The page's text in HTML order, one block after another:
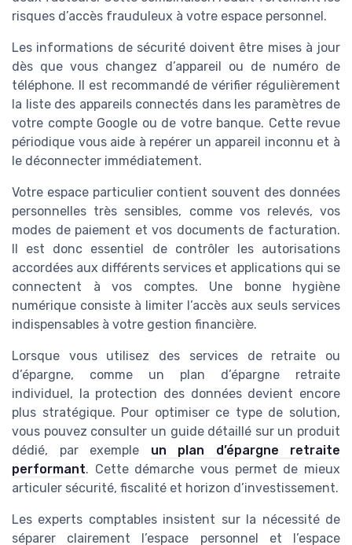
risques d’accès frauduleux à votre espace personnel.
Les informations de sécurité doivent être mises à jour
dès que vous changez d’appareil ou de numéro de
téléphone. Il est recommandé de vérifier régulièrement
la liste des appareils connectés dans les paramètres de
votre compte Google ou de votre banque. Cette revue
périodique vous aide à repérer un appareil inconnu et à
le déconnecter immédiatement.
Votre espace particulier contient souvent des données
personnelles très sensibles, comme vos relevés, vos
modes de paiement et vos documents de facturation.
Il est donc essentiel de contrôler les autorisations
accordées aux différents services et applications qui se
connectent à vos comptes. Une bonne hygiène
numérique consiste à limiter l’accès aux seuls services
indispensables à votre gestion financière.
Lorsque vous utilisez des services de retraite ou
d’épargne, comme un plan d’épargne retraite
individuel, la protection des données devient encore
plus stratégique. Pour optimiser ce type de solution,
vous pouvez consulter un guide détaillé sur un produit
dédié, par exemple un plan d’épargne retraite
performant. Cette démarche vous permet de mieux
articuler sécurité, fiscalité et horizon d’investissement.
Les experts comptables insistent sur la nécessité de
séparer clairement l’espace personnel et l’espace